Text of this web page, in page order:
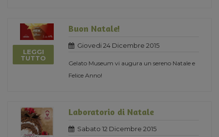
LEGGI
TUTTO
Buon Natale!
Giovedi 24 Dicembre 2015
Gelato Museum vi augura un sereno Natale e
Felice Anno!
Laboratorio di Natale
Sabato 12 Dicembre 2015